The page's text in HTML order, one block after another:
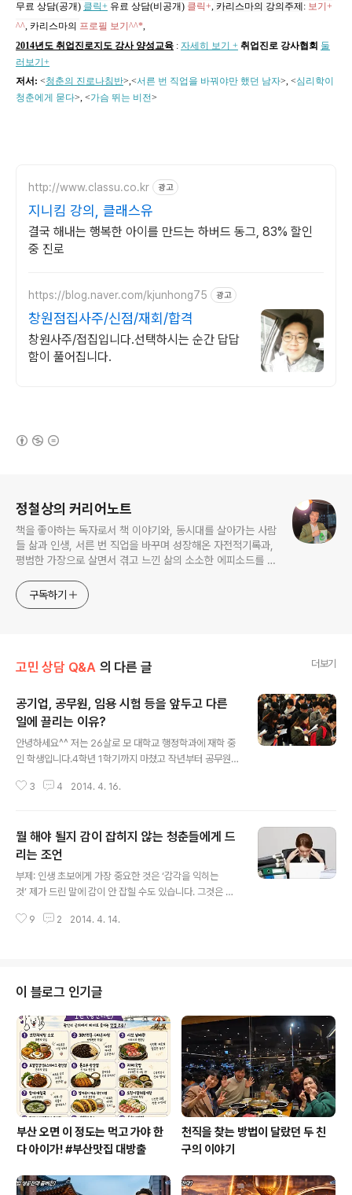
무료 상담(공개) 클릭+ 유료 상담(비공개) 클릭+, 카리스마의 강의주제 : 보기+
^^, 카리스마의 프로필 보기^^*,
2014년도 취업진로지도 강사 양성교육 : 자세히 보기 + 취업진로 강사협회 둘
러보기+
저서: <청춘의 진로나침반>,<서른 번 직업을 바꿔야만 했던 남자>, <심리학이
청춘에게 묻다>, <가슴 뛰는 비전>
http://www.classu.co.kr 광고
지니킴 강의, 클래스유
결국 해내는 행복한 아이를 만드는 하버드 동그, 83% 할인
중 진로
https://blog.naver.com/kjunhong75 광고
창원점집사주/신점/재회/합격
창원사주/접집입니다.선택하시는 순간 답답
함이 풀어집니다.
정철상의 커리어노트
책을 좋아하는 독자로서 책 이야기와, 동시대를 살아가는 사람
들 삶과 인생, 서른 번 직업을 바꾸며 성장해온 자전적기록과,
평범한 가장으로 살면서 겪고 느낀 삶의 소소한 에피소드를 전
고픈 커리어코치, 유튜브: 정교수의 인생수업
구독하기
고민 상담 Q&A 의 다른 글 더보기
공기업, 공무원, 임용 시험 등을 앞두고 다른
일에 끌리는 이유?
안녕하세요^^ 저는 26살로 모 대학교 행정학과에 재학 중
인 학생입니다.4학년 1학기까지 마쳤고 작년부터 공무원
서 공무원 준비를 시작했는데요, 그래도 공무원 준비를 하
히 공부했던 것 같습니다. 감사드립니다. 근데 고민은 지금
부터 입니다. 현재 저는 여러 개의 시험을 봤는데 그중에서
국가직(우정사업본부)에 필기 합격했습니다. 제가 필기 합
격한 곳은 쉽게 말하면 우체국 업무를 보는 곳인데요. 지원
우리가 보편적으로 생각하는 안정적인 공무원과는 매우 다
3 4 2014. 4. 16.
뭘 해야 될지 감이 잡히지 않는 청춘들에게 드
리는 조언
부제: 인생 초보에게 가장 중요한 것은 ‘감각을 익히는
것’ 제가 드린 말에 감이 안 잡힐 수도 있습니다. 그것은 제
방적으로 드리는 조언이라 그럴 수도 있지 않을까 싶습니
수도 있겠습니다. 제가 수영을 처음 배울 때는 수영강사가
뭐라고 말해도 잘 들리지도 않고 수영도 안 되더라고요. 지
속해서 수영을 배우기 어려운 상황이라 매해 여름마다 1달,
2달씩 드문드문 배우다보니 실력도 별로 늘지도 않더라고
요. 그나마 그렇게라도 몇 번 배우니까 자유형이나 평영 정
도는 어느 정도 되는데 배영이나 ..
9 2 2014. 4. 14.
이 블로그 인기글
부산 오면 이 정도는 먹고 가야 한
다 아이가! #부산맛집 대방출
천직을 찾는 방법이 달랐던 두 친
구의 이야기